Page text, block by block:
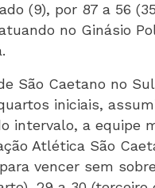
(9), por 87 a 56
no Ginásio
São Caetano no
iniciais,
intervalo, a equipe
Atlética São
vencer sem